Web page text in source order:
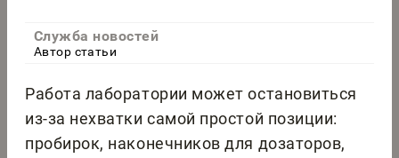
Служба новостей
Автор статьи
Работа лаборатории может остановиться
из-за нехватки самой простой позиции:
пробирок, наконечников для дозаторов,